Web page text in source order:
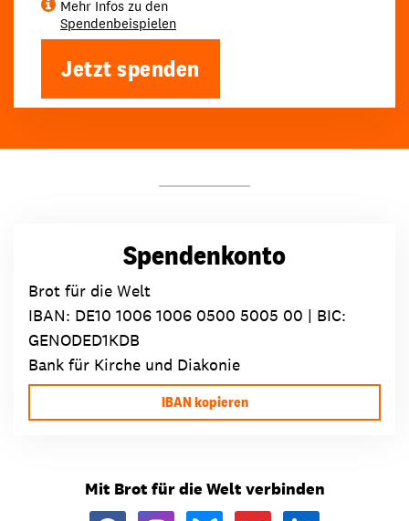
Mehr Infos zu den
Spendenbeispielen
Jetzt spenden
Spendenkonto
Brot für die Welt
IBAN: DE10 1006 1006 0500 5005 00 | BIC:
GENODED1KDB
Bank für Kirche und Diakonie
IBAN kopieren
Mit Brot für die Welt verbinden